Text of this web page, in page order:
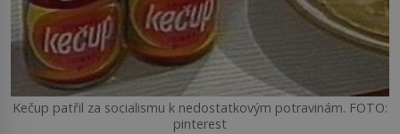
Kečup patřil za socialismu k nedostatkovým potravinám. FOTO:
pinterest